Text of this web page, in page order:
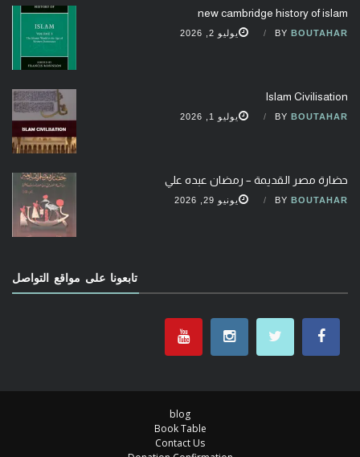
new cambridge history of islam
BY BOUTAHAR يوليو 2, 2026
Islam Civilisation
BY BOUTAHAR يوليو 1, 2026
حضارة مصر القديمة – رمضان عبده علي
BY BOUTAHAR يونيو 29, 2026
تابعونا على مواقع التواصل
blog
Book Table
Contact Us